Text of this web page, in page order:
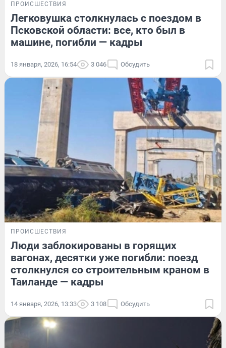
ПРОИСШЕСТВИЯ
Легковушка столкнулась с поездом в
Псковской области: все, кто был в
машине, погибли — кадры
18 января, 2026, 16:54 3 046 Обсудить
ПРОИСШЕСТВИЯ
Люди заблокированы в горящих
вагонах, десятки уже погибли: поезд
столкнулся со строительным краном в
Таиланде — кадры
14 января, 2026, 13:33 3 108 Обсудить